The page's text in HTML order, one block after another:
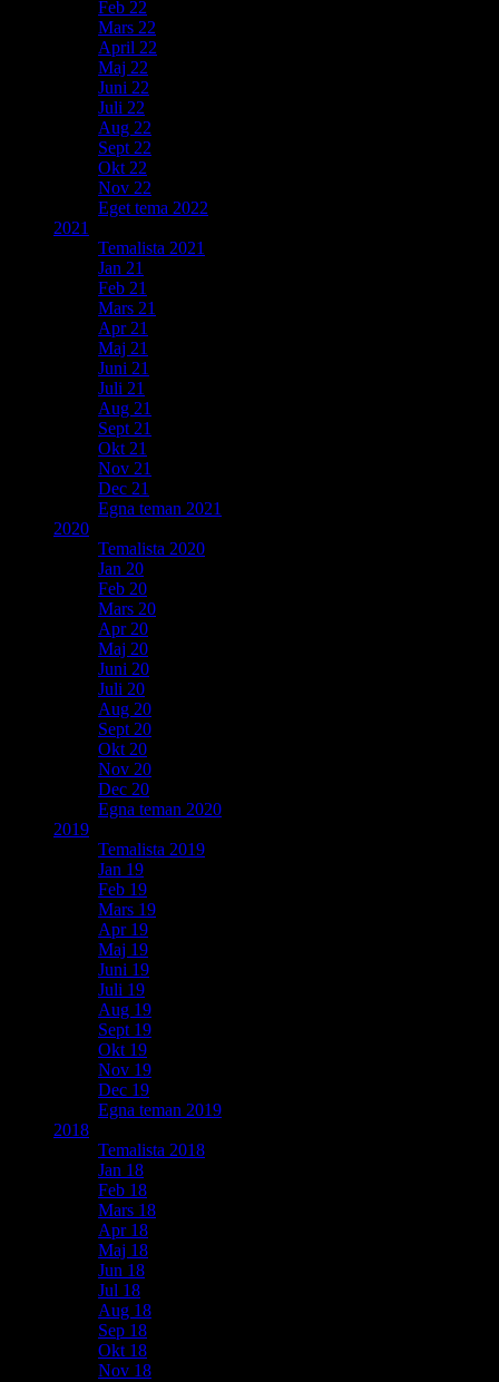
Feb 22
Mars 22
April 22
Maj 22
Juni 22
Juli 22
Aug 22
Sept 22
Okt 22
Nov 22
Eget tema 2022
2021
Temalista 2021
Jan 21
Feb 21
Mars 21
Apr 21
Maj 21
Juni 21
Juli 21
Aug 21
Sept 21
Okt 21
Nov 21
Dec 21
Egna teman 2021
2020
Temalista 2020
Jan 20
Feb 20
Mars 20
Apr 20
Maj 20
Juni 20
Juli 20
Aug 20
Sept 20
Okt 20
Nov 20
Dec 20
Egna teman 2020
2019
Temalista 2019
Jan 19
Feb 19
Mars 19
Apr 19
Maj 19
Juni 19
Juli 19
Aug 19
Sept 19
Okt 19
Nov 19
Dec 19
Egna teman 2019
2018
Temalista 2018
Jan 18
Feb 18
Mars 18
Apr 18
Maj 18
Jun 18
Jul 18
Aug 18
Sep 18
Okt 18
Nov 18